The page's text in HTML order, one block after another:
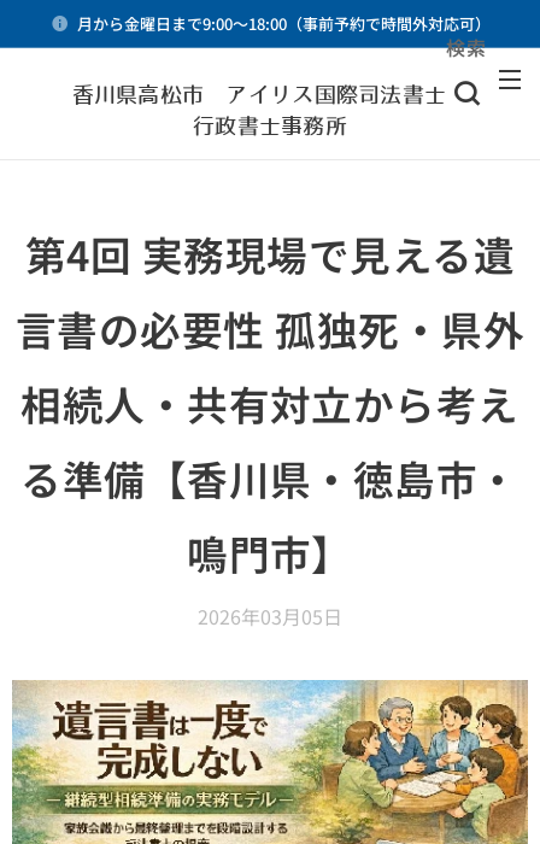
月から金曜日まで9:00～18:00（事前予約で時間外対応可）
香川県高松市 アイリス国際司法書士・
行政書士事務所
検索
第4回 実務現場で見える遺
言書の必要性 孤独死・県外
相続人・共有対立から考え
る準備【香川県・徳島市・
鳴門市】
2026年03月05日